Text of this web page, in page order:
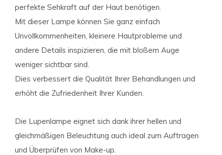
perfekte Sehkraft auf der Haut benötigen.
Mit dieser Lampe können Sie ganz einfach
Unvollkommenheiten, kleinere Hautprobleme und
andere Details inspizieren, die mit bloßem Auge
weniger sichtbar sind.
Dies verbessert die Qualität Ihrer Behandlungen und
erhöht die Zufriedenheit Ihrer Kunden.
Die Lupenlampe eignet sich dank ihrer hellen und
gleichmäßigen Beleuchtung auch ideal zum Auftragen
und Überprüfen von Make-up.